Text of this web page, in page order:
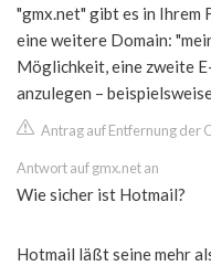
"gmx.net" gibt es in
eine weitere Domain:
Möglichkeit, eine zweite
anzulegen –
Antrag auf Entfernung der
Antwort auf gmx.net an
Wie sicher ist Hotmail?
Hotmail läßt seine mehr